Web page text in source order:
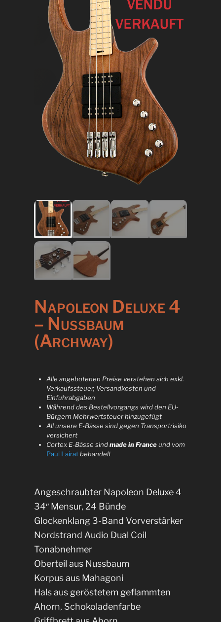
Napoleon Deluxe 4
– Nussbaum
(Archway)
Alle angebotenen Preise verstehen sich exkl.
Verkaufssteuer, Versandkosten und
Einfuhrabgaben
Während des Bestellvorgangs wird den EU-
Bürgern Mehrwertsteuer hinzugefügt
All unsere E-Bässe sind gegen Transportrisiko
versichert
Cortex E-Bässe sindmade in Franceund vom
Paul Lairatbehandelt
Angeschraubter Napoleon Deluxe 4
34″ Mensur, 24 Bünde
Glockenklang 3-Band Vorverstärker
Nordstrand Audio Dual Coil
Tonabnehmer
Oberteil aus Nussbaum
Korpus aus Mahagoni
Hals aus geröstetem geflammten
Ahorn, Schokoladenfarbe